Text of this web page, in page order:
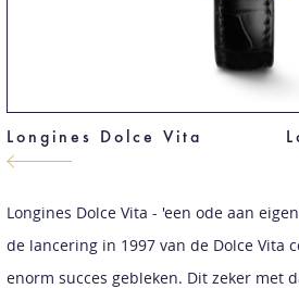
Longines Dolce Vita
Longines Dolce Vita - 'een ode aan
de lancering in 1997 van de Dolce Vita
enorm succes gebleken. Dit zeker met